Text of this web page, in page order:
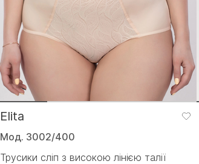
Elita
Мод. 3002/400
Трусики сліп з високою лінією талії